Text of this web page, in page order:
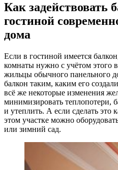
Как задействовать
гостиной
дома
Если в гостиной имеется
комнаты нужно с учётом этого
жильцы обычного панельного
балкон таким, каким его
всё же некоторые изменения
минимизировать теплопотери,
и утеплить. А если сделать это
этом участке можно
или зимний сад.